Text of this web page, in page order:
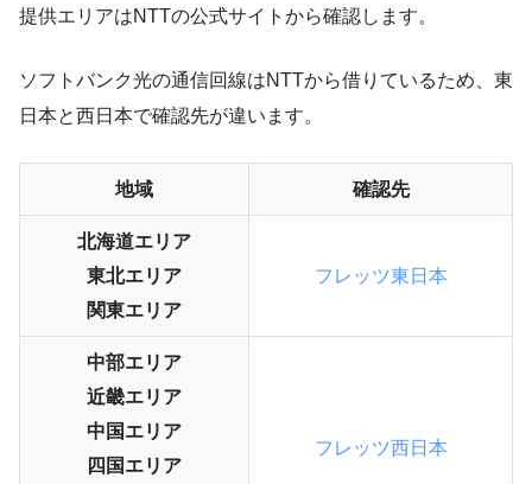
提供エリアはNTTの公式サイトから確認します。
ソフトバンク光の通信回線はNTTから借りているため、東
日本と西日本で確認先が違います。
地域 確認先
北海道エリア
東北エリア
関東エリア
フレッツ東日本
中部エリア
近畿エリア
中国エリア
四国エリア
フレッツ西日本